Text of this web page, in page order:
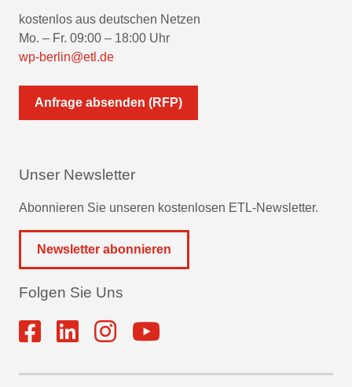
kostenlos aus deutschen Netzen
Mo. – Fr. 09:00 – 18:00 Uhr
wp-berlin@etl.de
Anfrage absenden (RFP)
Unser Newsletter
Abonnieren Sie unseren kostenlosen ETL-Newsletter.
Newsletter abonnieren
Folgen Sie Uns